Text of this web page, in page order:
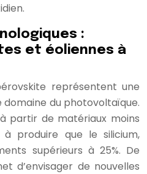
:
et éoliennes à
représentent une
du photovoltaïque.
partir de matériaux moins
produire que le silicium,
supérieurs à 25%. De
d’envisager de nouvelles